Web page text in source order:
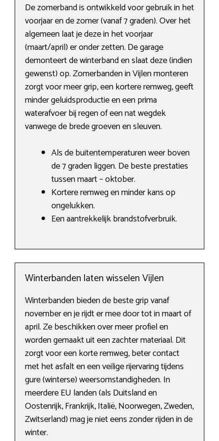
De zomerband is ontwikkeld voor gebruik in het
voorjaar en de zomer (vanaf 7 graden). Over het
algemeen laat je deze in het voorjaar
(maart/april) er onder zetten. De garage
demonteert de winterband en slaat deze (indien
gewenst) op. Zomerbanden in Vijlen monteren
zorgt voor meer grip, een kortere remweg, geeft
minder geluidsproductie en een prima
waterafvoer bij regen of een nat wegdek
vanwege de brede groeven en sleuven.
Als de buitentemperaturen weer boven
de 7 graden liggen. De beste prestaties
tussen maart – oktober.
Kortere remweg en minder kans op
ongelukken.
Een aantrekkelijk brandstofverbruik.
Winterbanden laten wisselen Vijlen
Winterbanden bieden de beste grip vanaf
november en je rijdt er mee door tot in maart of
april. Ze beschikken over meer profiel en
worden gemaakt uit een zachter materiaal. Dit
zorgt voor een korte remweg, beter contact
met het asfalt en een veilige rijervaring tijdens
gure (winterse) weersomstandigheden. In
meerdere EU landen (als Duitsland en
Oostenrijk, Frankrijk, Italië, Noorwegen, Zweden,
Zwitserland) mag je niet eens zonder rijden in de
winter.